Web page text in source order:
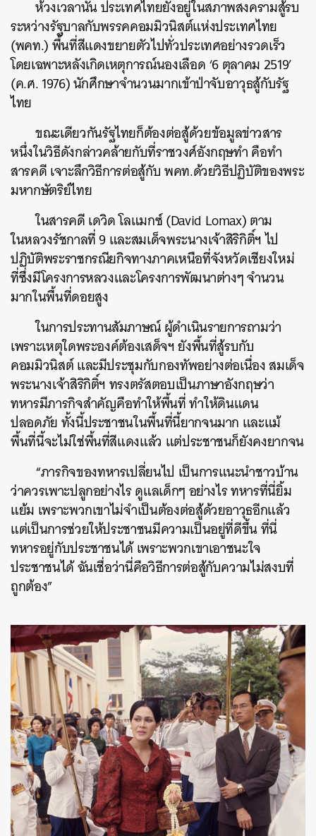
ห้วงเวลานั้น ประเทศไทยยังอยู่ในสภาพสงครามสู้รบ
ระหว่างรัฐบาลกับพรรคคอมมิวนิสต์แห่งประเทศไทย
(พคท.) พื้นที่สีแดงขยายตัวไปทั่วประเทศอย่างรวดเร็ว
โดยเฉพาะหลังเกิดเหตุการณ์นองเลือด ‘6 ตุลาคม 2519’
(ค.ศ. 1976) นักศึกษาจำนวนมากเข้าป่าจับอาวุธสู้กับรัฐ
ไทย
ขณะเดียวกันรัฐไทยก็ต้องต่อสู้ด้วยข้อมูลข่าวสาร
หนึ่งในวิธีดังกล่าวคล้ายกับที่ราชวงศ์อังกฤษทำ คือทำ
สารคดี เจาะลึกวิธีการต่อสู้กับ พคท.ด้วยวิธีปฏิบัติของพระ
มหากษัตริย์ไทย
ในสารคดี เดวิด โลแมกซ์ (David Lomax) ตาม
ในหลวงรัชกาลที่ 9 และสมเด็จพระนางเจ้าสิริกิติ์ฯ ไป
ปฏิบัติพระราชกรณียกิจทางภาคเหนือที่จังหวัดเชียงใหม่
ที่ซึ่งมีโครงการหลวงและโครงการพัฒนาต่างๆ จำนวน
มากในพื้นที่ดอยสูง
ในการประทานสัมภาษณ์ ผู้ดำเนินรายการถามว่า
เพราะเหตุใดพระองค์ต้องเสด็จฯ ยังพื้นที่สู้รบกับ
คอมมิวนิสต์ และมีประชุมกับกองทัพอย่างต่อเนื่อง สมเด็จ
พระนางเจ้าสิริกิติ์ฯ ทรงตรัสตอบเป็นภาษาอังกฤษว่า
ทหารมีภารกิจสำคัญคือทำให้พื้นที่ ทำให้ดินแดน
ปลอดภัย ทั้งนี้ประชาชนในพื้นที่นี้ยากจนมาก และแม้
พื้นที่นี้จะไม่ใช่พื้นที่สีแดงแล้ว แต่ประชาชนก็ยังคงยากจน
“ภารกิจของทหารเปลี่ยนไป เป็นการแนะนำชาวบ้าน
ว่าควรเพาะปลูกอย่างไร ดูแลเด็กๆ อย่างไร ทหารที่นี่ยิ้ม
แย้ม เพราะพวกเขาไม่จำเป็นต้องต่อสู้ด้วยอาวุธอีกแล้ว
แต่เป็นการช่วยให้ประชาชนมีความเป็นอยู่ที่ดีขึ้น ที่นี่
ทหารอยู่กับประชาชนได้ เพราะพวกเขาเอาชนะใจ
ประชาชนได้ ฉันเชื่อว่านี่คือวิธีการต่อสู้กับความไม่สงบที่
ถูกต้อง”​
ค้นหา
SHARE